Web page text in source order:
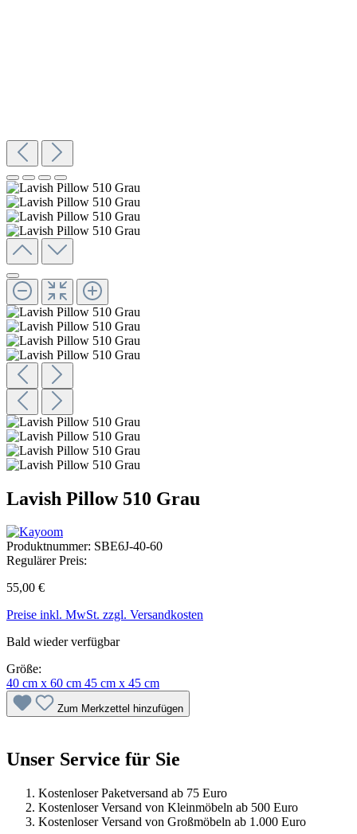
Lavish Pillow 510 Grau
Produktnummer: SBE6J-40-60
Regulärer Preis:
55,00 €
Preise inkl. MwSt. zzgl. Versandkosten
Bald wieder verfügbar
Größe:
40 cm x 60 cm 45 cm x 45 cm
Zum Merkzettel hinzufügen
Unser Service für Sie
Kostenloser Paketversand ab 75 Euro
Kostenloser Versand von Kleinmöbeln ab 500 Euro
Kostenloser Versand von Großmöbeln ab 1.000 Euro